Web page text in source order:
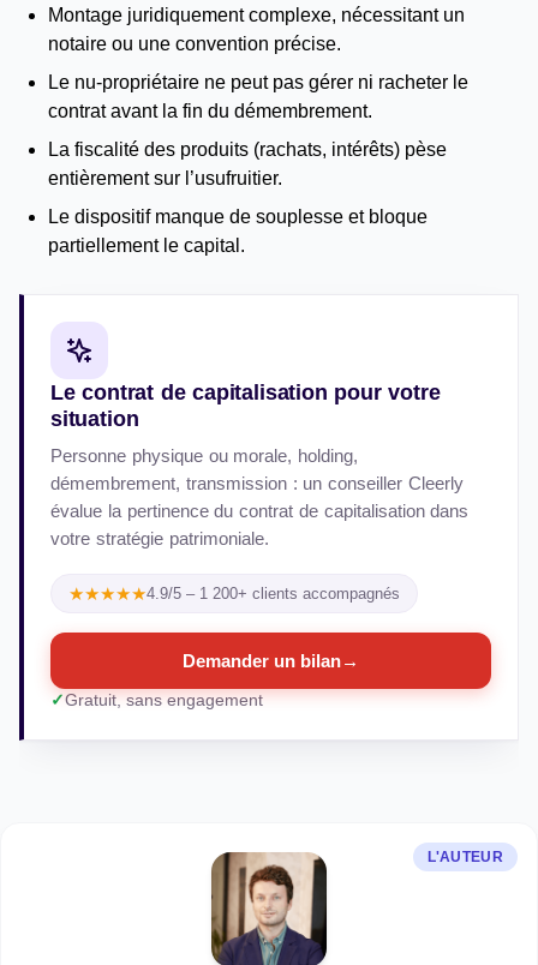
Montage juridiquement complexe, nécessitant un
notaire ou une convention précise.
Le nu-propriétaire ne peut pas gérer ni racheter le
contrat avant la fin du démembrement.
La fiscalité des produits (rachats, intérêts) pèse
entièrement sur l’usufruitier.
Le dispositif manque de souplesse et bloque
partiellement le capital.
Le contrat de capitalisation pour votre
situation
Personne physique ou morale, holding,
démembrement, transmission : un conseiller Cleerly
évalue la pertinence du contrat de capitalisation dans
votre stratégie patrimoniale.
★★★★★4.9/5 – 1 200+ clients accompagnés
Demander un bilan→
Gratuit, sans engagement
L'AUTEUR